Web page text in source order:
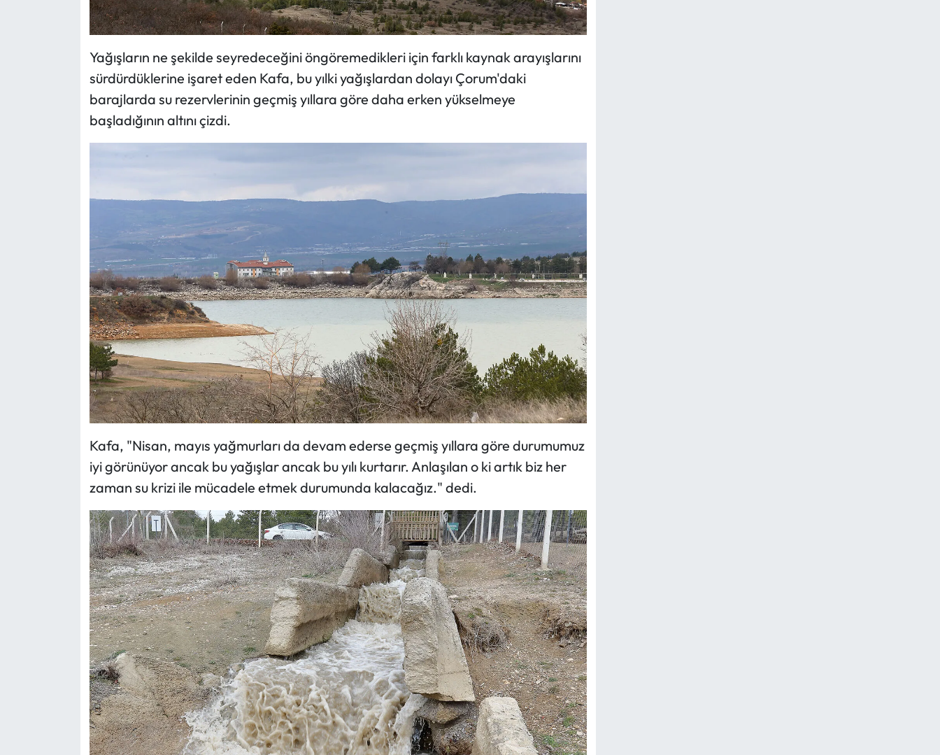
Yağışların ne şekilde seyredeceğini öngöremedikleri için farklı kaynak arayışlarını
sürdürdüklerine işaret eden Kafa, bu yılki yağışlardan dolayı Çorum'daki
barajlarda su rezervlerinin geçmiş yıllara göre daha erken yükselmeye
başladığının altını çizdi.
Kafa, "Nisan, mayıs yağmurları da devam ederse geçmiş yıllara göre durumumuz
iyi görünüyor ancak bu yağışlar ancak bu yılı kurtarır. Anlaşılan o ki artık biz her
zaman su krizi ile mücadele etmek durumunda kalacağız." dedi.